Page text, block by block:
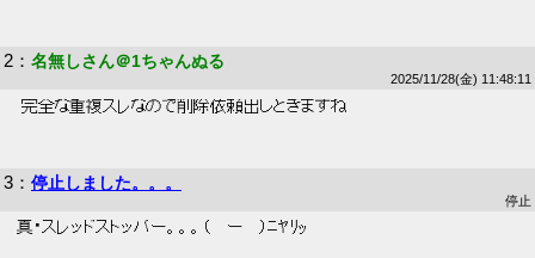
2 ： 名無しさん＠1ちゃんぬる
2025/11/28(金) 11:48:11
完全な重複スレなので削除依頼出しときますね
3 ： 停止しました。。。
停止
真・スレッドストッパー。。。（￣ー￣）ﾆﾔﾘｯ